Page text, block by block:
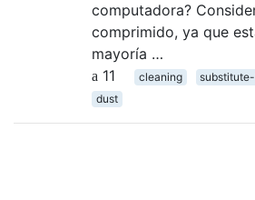
computadora?
comprimido, ya que
mayoría …
11
cleaning
dust